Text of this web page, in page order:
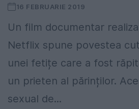
16 FEBRUARIE 2019
Un film documentar
Netflix spune povestea
unei fetițe care a fost
un prieten al părinților.
sexual de...